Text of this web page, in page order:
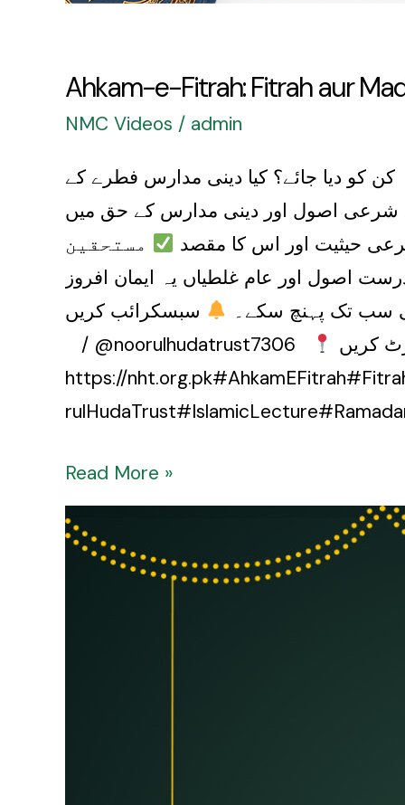
Ahkam-e-Fitrah: Fitrah aur
NMC Videos / admin
کو دیا جائے؟ کیا دینی مدارس فطرے کے
شرعی اصول اور دینی مدارس کے حق میں
حیثیت اور اس کا مقصد
مستحقین
اصول اور عام غلطیاں یہ ایمان افروز
سب تک پہنچ سکے۔
سبسکرائب کریں:
/ @noorulhudatrust7306
https://
Read More »
Happy
Friday